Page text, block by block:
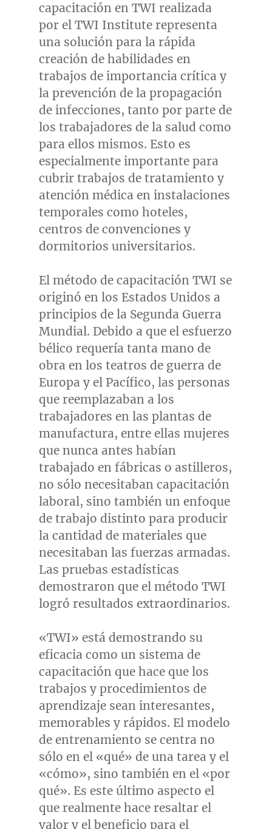
capacitación en TWI realizada
por el TWI Institute representa
una solución para la rápida
creación de habilidades en
trabajos de importancia crítica y
la prevención de la propagación
de infecciones, tanto por parte de
los trabajadores de la salud como
para ellos mismos. Esto es
especialmente importante para
cubrir trabajos de tratamiento y
atención médica en instalaciones
temporales como hoteles,
centros de convenciones y
dormitorios universitarios.
El método de capacitación TWI se
originó en los Estados Unidos a
principios de la Segunda Guerra
Mundial. Debido a que el esfuerzo
bélico requería tanta mano de
obra en los teatros de guerra de
Europa y el Pacífico, las personas
que reemplazaban a los
trabajadores en las plantas de
manufactura, entre ellas mujeres
que nunca antes habían
trabajado en fábricas o astilleros,
no sólo necesitaban capacitación
laboral, sino también un enfoque
de trabajo distinto para producir
la cantidad de materiales que
necesitaban las fuerzas armadas.
Las pruebas estadísticas
demostraron que el método TWI
logró resultados extraordinarios.
«TWI» está demostrando su
eficacia como un sistema de
capacitación que hace que los
trabajos y procedimientos de
aprendizaje sean interesantes,
memorables y rápidos. El modelo
de entrenamiento se centra no
sólo en el «qué» de una tarea y el
«cómo», sino también en el «por
qué». Es este último aspecto el
que realmente hace resaltar el
valor y el beneficio para el